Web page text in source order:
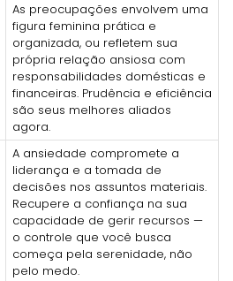
As preocupações envolvem uma
figura feminina prática e
organizada, ou refletem sua
própria relação ansiosa com
responsabilidades domésticas e
financeiras. Prudência e eficiência
são seus melhores aliados
agora.
A ansiedade compromete a
liderança e a tomada de
decisões nos assuntos materiais.
Recupere a confiança na sua
capacidade de gerir recursos —
o controle que você busca
começa pela serenidade, não
pelo medo.